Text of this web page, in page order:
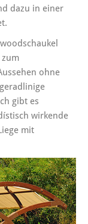
dazu in einer
ohne
gibt es
wirkende
mit